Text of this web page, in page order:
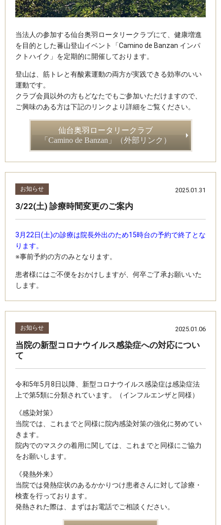
当法人の参加する仙台奥羽ロータリークラブにて、健康増進
を目的とした蕃山登山イベント「Camino de Banzan インパ
クトハイク」を定期的に開催しております。
登山は、筋トレと有酸素運動の両方が実践できる効率のいい
運動です。
クラブ会員以外の方もどなたでもご参加いただけますので、
ご興味のある方は下記のリンクより詳細をご覧ください。
仙台奥羽ロータリークラブ
「Camino de Banzan」（外部リンク）
お知らせ
3/22(土) 診療時間変更のご案内
2025.01.31
3月22日(土)の診療は院長外出のため15時台の予約で終了とな
ります。
※事前予約の方のみとなります。
患者様にはご不便をおかけしますが、何卒ご了承お願いいた
します。
お知らせ
当院の新型コロナウイルス感染症への対応につい
て
2025.01.06
令和5年5月8日以降、新型コロナウイルス感染症は感染症法
上で第5類に分類されています。（インフルエンザと同様）
《感染対策》
当院では、これまでと同様に院内感染対策の強化に努めてい
きます。
院内でのマスクの着用に関しては、これまでと同様にご協力
をお願いします。
《発熱外来》
当院では発熱症状のあるかかりつけ患者さんに対して診療・
検査を行っております。
発熱された際は、まずはお電話でご相談ください。